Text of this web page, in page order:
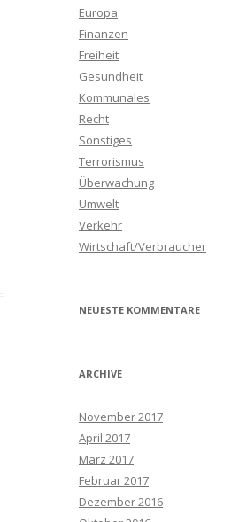
Europa
Finanzen
Freiheit
Gesundheit
Kommunales
Recht
Sonstiges
Terrorismus
Überwachung
Umwelt
Verkehr
Wirtschaft/Verbraucher
NEUESTE KOMMENTARE
ARCHIVE
November 2017
April 2017
März 2017
Februar 2017
Dezember 2016